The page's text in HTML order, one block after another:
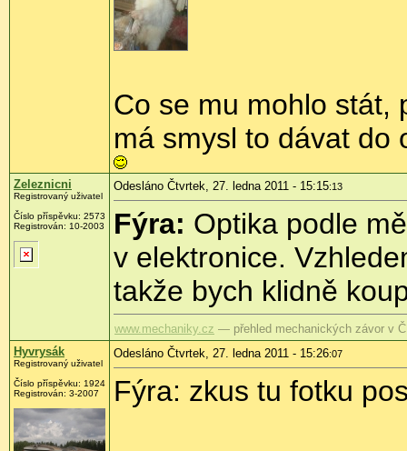
Co se mu mohlo stát,
má smysl to dávat do
Zeleznicni
Registrovaný uživatel
Číslo příspěvku: 2573
Registrován: 10-2003
Odesláno Čtvrtek, 27. ledna 2011 - 15:15:13
Fýra: Optika podle
v elektronice.
takže bych klidně
www.mechaniky.cz — přehled mechanických závor v
Hyvrysák
Registrovaný uživatel
Číslo příspěvku: 1924
Registrován: 3-2007
Odesláno Čtvrtek, 27. ledna 2011 - 15:26:07
Fýra: zkus tu fotku